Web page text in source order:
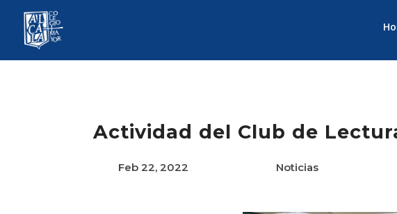
Actividad del Club de
Feb 22, 2022 Noticias